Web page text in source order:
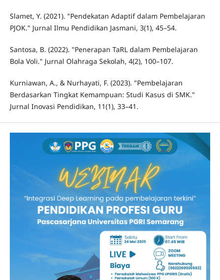
Slamet, Y. (2021). "Pendekatan Adaptif dalam Pembelajaran
PJOK." Jurnal Ilmu Pendidikan Jasmani, 3(1), 45–54.
Santosa, B. (2022). "Penerapan TaRL dalam Pembelajaran
Bola Voli." Jurnal Olahraga Sekolah, 4(2), 100–107.
Kurniawan, A., & Nurhayati, F. (2023). "Pembelajaran
Berdasarkan Tingkat Kemampuan: Studi Kasus di SMK."
Jurnal Inovasi Pendidikan, 11(1), 33–41.